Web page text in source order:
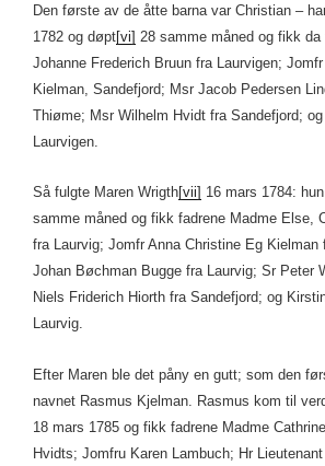
Den første av de åtte barna var Christian –
1782 og døpt[vi] 28 samme måned og fikk da
Johanne Frederich Bruun fra Laurvigen;
Kielman, Sandefjord; Msr Jacob Pedersen
Thiøme; Msr Wilhelm Hvidt fra Sandefjord;
Laurvigen.
Så fulgte Maren Wrigth[vii] 16 mars 1784:
samme måned og fikk fadrene Madme Else,
fra Laurvig; Jomfr Anna Christine Eg Kielman
Johan Bøchman Bugge fra Laurvig; Sr Peter
Niels Friderich Hiorth fra Sandefjord; og
Laurvig.
Efter Maren ble det påny en gutt; som den
navnet Rasmus Kjelman. Rasmus kom til
18 mars 1785 og fikk fadrene Madme
Hvidts; Jomfru Karen Lambuch; Hr